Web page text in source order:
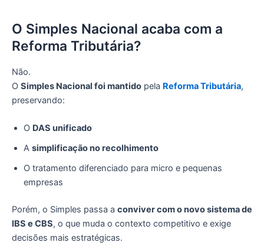
O Simples Nacional acaba com a
Reforma Tributária?
Não.
O Simples Nacional foi mantido pela Reforma Tributária,
preservando:
O DAS unificado
A simplificação no recolhimento
O tratamento diferenciado para micro e pequenas
empresas
Porém, o Simples passa a conviver com o novo sistema de
IBS e CBS, o que muda o contexto competitivo e exige
decisões mais estratégicas.